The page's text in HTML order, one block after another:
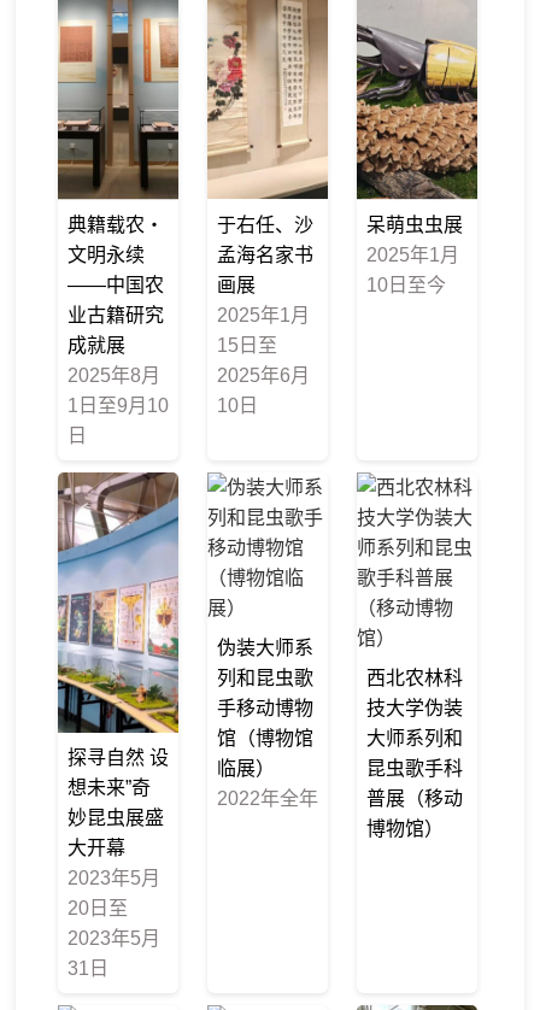
典籍载农・
文明永续
——中国农
业古籍研究
成就展
2025年8月
1日至9月10
日
于右任、沙
孟海名家书
画展
2025年1月
15日至
2025年6月
10日
呆萌虫虫展
2025年1月
10日至今
探寻自然 设
想未来”奇
妙昆虫展盛
大开幕
2023年5月
20日至
2023年5月
31日
伪装大师系
列和昆虫歌
手移动博物
馆（博物馆
临展）
2022年全年
西北农林科
技大学伪装
大师系列和
昆虫歌手科
普展（移动
博物馆）